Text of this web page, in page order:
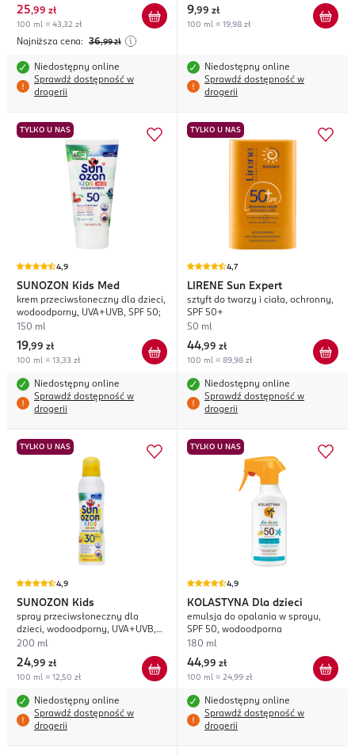
25,99 zł
100 ml = 43,32 zł
Najniższa cena: 36,99 zł
Niedostępny online
Sprawdź dostępność w
drogerii
9,99 zł
100 ml = 19,98 zł
Niedostępny online
Sprawdź dostępność w
drogerii
TYLKO U NAS
4,9
SUNOZON Kids Med
krem przeciwsłoneczny dla dzieci,
wodoodporny, UVA+UVB, SPF 50;
150 ml
19,99 zł
100 ml = 13,33 zł
Niedostępny online
Sprawdź dostępność w
drogerii
TYLKO U NAS
4,7
LIRENE Sun Expert
sztyft do twarzy i ciała, ochronny,
SPF 50+
50 ml
44,99 zł
100 ml = 89,98 zł
Niedostępny online
Sprawdź dostępność w
drogerii
TYLKO U NAS
4,9
SUNOZON Kids
spray przeciwsłoneczny dla
dzieci, wodoodporny, UVA+UVB,
SPF 30;
200 ml
24,99 zł
100 ml = 12,50 zł
Niedostępny online
Sprawdź dostępność w
drogerii
TYLKO U NAS
4,9
KOLASTYNA Dla dzieci
emulsja do opalania w sprayu,
SPF 50, wodoodporna
180 ml
44,99 zł
100 ml = 24,99 zł
Niedostępny online
Sprawdź dostępność w
drogerii